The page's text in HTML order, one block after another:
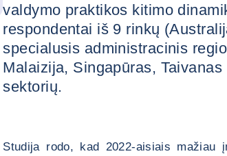
valdymo praktikos kitimo
respondentai iš 9 rinkų
specialusis administracinis
Malaizija, Singapūras,
sektorių.
Studija rodo, kad 2022-aisiais mažiau